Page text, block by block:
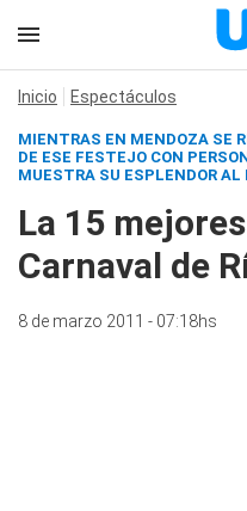
Inicio Espectáculos
MIENTRAS EN MENDOZA SE
DE ESE FESTEJO CON
MUESTRA SU ESPLENDOR AL
La 15
Carnaval de
8 de marzo 2011 - 07:18hs